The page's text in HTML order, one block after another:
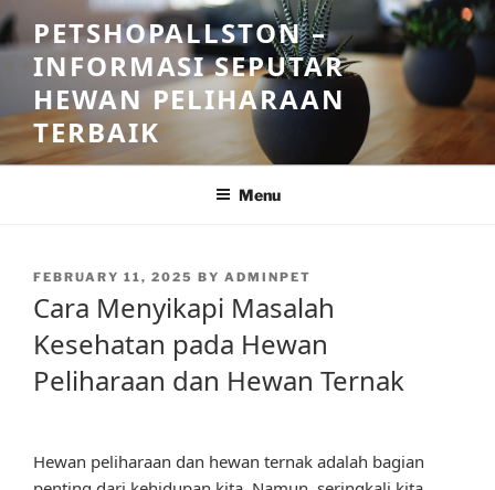
Skip
to
content
PETSHOPALLSTON –
INFORMASI SEPUTAR
HEWAN PELIHARAAN
TERBAIK
Menu
POSTED
FEBRUARY 11, 2025 BY ADMINPET
Cara Menyikapi Masalah
Kesehatan pada Hewan
Peliharaan dan Hewan Ternak
Hewan peliharaan dan hewan ternak adalah bagian